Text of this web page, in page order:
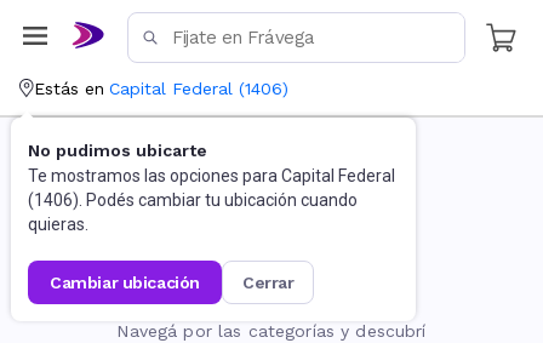
Estás en Capital Federal (1406)
No pudimos ubicarte
Te mostramos las opciones para Capital Federal
(1406). Podés cambiar tu ubicación cuando
quieras.
cambiar ubicación cerrar
La página no existe
Navegá por las categorías y descubrí